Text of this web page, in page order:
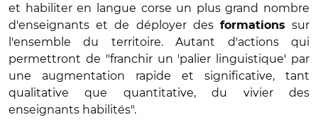
et habiliter en langue corse un plus grand nombre
d'enseignants et de déployer des formations
sur
l'ensemble du territoire. Autant d'actions qui
permettront de "franchir un 'palier linguistique' par
une augmentation rapide et significative, tant
qualitative que quantitative, du vivier des
enseignants habilités".